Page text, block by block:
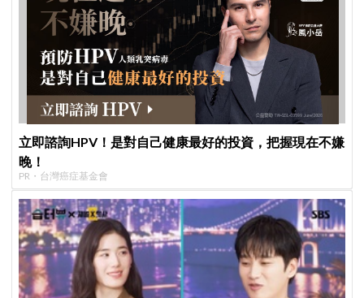
立即諮詢HPV！是對自己健康最好的投資，把握現在不嫌
晚！
PR・台灣癌症基金會